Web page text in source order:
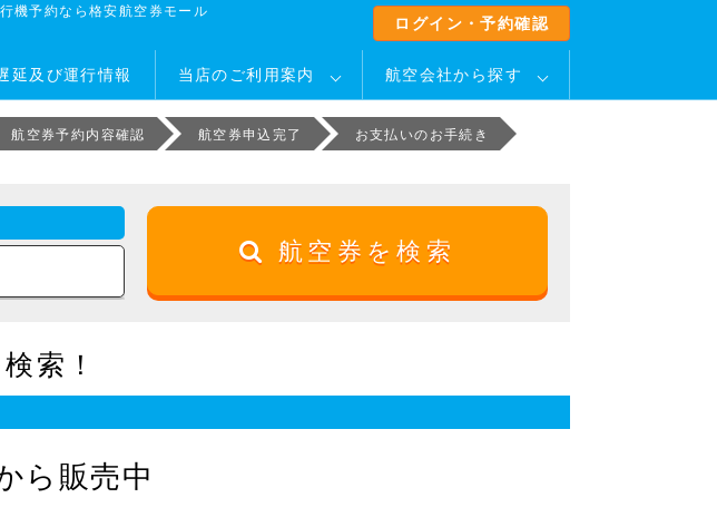
機予約なら格安航空券モール
ログイン・予約確認
延及び運行情報 当店のご利用案内 航空会社から探す
航空券予約内容確認 航空券申込完了 お支払いのお手続き
航空券を検索
索！
ら販売中